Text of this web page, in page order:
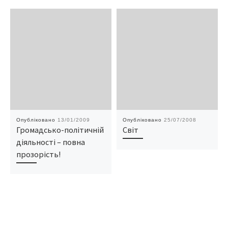
Опубліковано 13/01/2009
Громадсько-політичній
діяльності – повна
прозорість!
Опубліковано 25/07/2008
Світ